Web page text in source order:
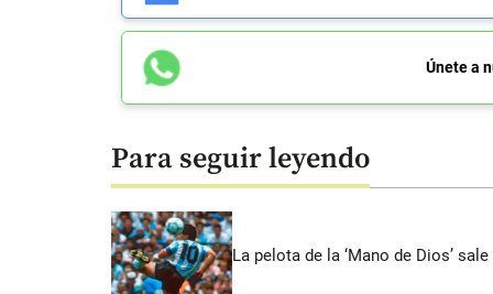
Únete a
Para seguir leyendo
La pelota de la ‘Mano de Dios’